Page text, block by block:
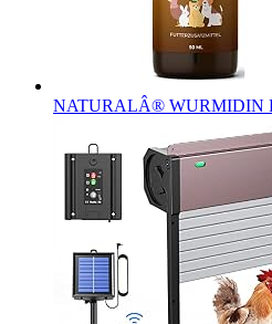
NATURALÂ® WURMIDIN